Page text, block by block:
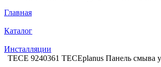
Главная
Каталог
Инсталляции
TECE 9240361 TECEplanus Панель смыва